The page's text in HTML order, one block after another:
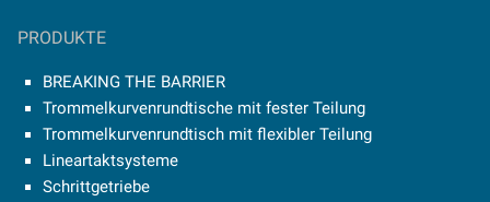
PRODUKTE
BREAKING THE BARRIER
Trommelkurvenrundtische mit fester Teilung
Trommelkurvenrundtisch mit flexibler Teilung
Lineartaktsysteme
Schrittgetriebe